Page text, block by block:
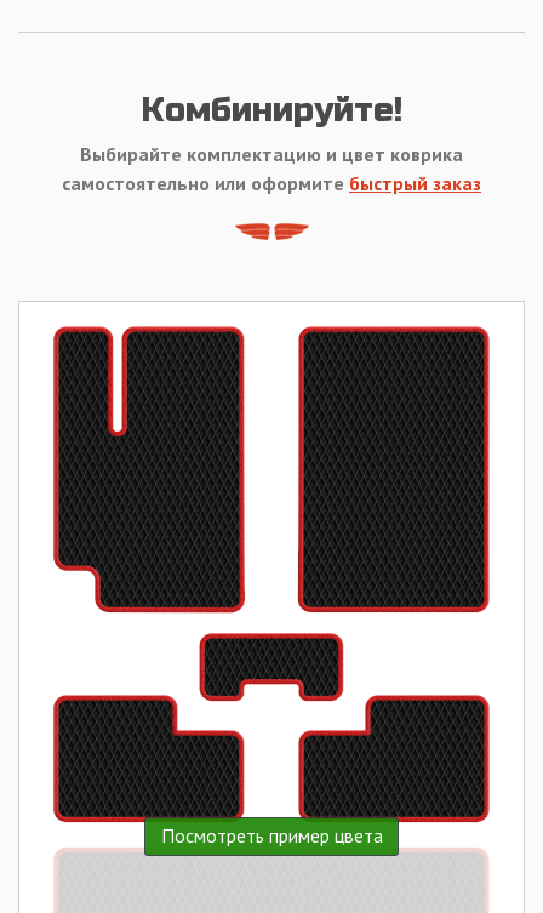
Комбинируйте!
Выбирайте комплектацию и цвет коврика
самостоятельно или оформите быстрый заказ
Посмотреть пример цвета